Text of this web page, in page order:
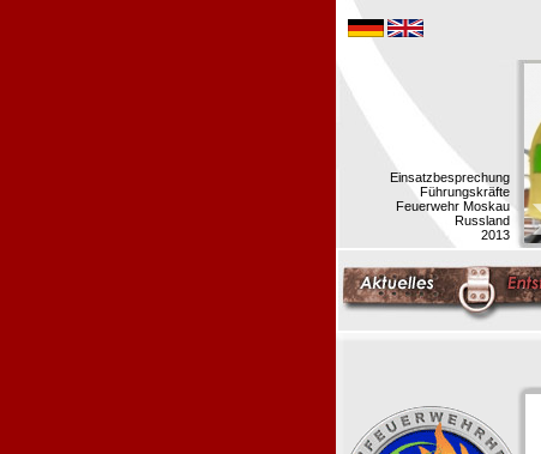
Einsatzbesprechung
Führungskräfte
Feuerwehr Moskau
Russland
2013